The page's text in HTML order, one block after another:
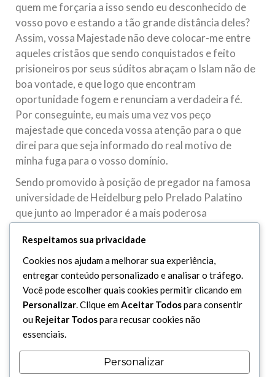
quem me forçaria a isso sendo eu desconhecido de
vosso povo e estando a tão grande distância deles?
Assim, vossa Majestade não deve colocar-me entre
aqueles cristãos que sendo conquistados e feito
prisioneiros por seus súditos abraçam o Islam não de
boa vontade, e que logo que encontram
oportunidade fogem e renunciam a verdadeira fé.
Por conseguinte, eu mais uma vez vos peço
majestade que conceda vossa atenção para o que
direi para que seja informado do real motivo de
minha fuga para o vosso domínio.
Sendo promovido à posição de pregador na famosa
universidade de Heidelburg pelo Prelado Palatino
que junto ao Imperador é a mais poderosa
de mim as diversas dissensões e divisões da fé cristã;
pois para tantas pessoas que haviam entre nós
haviam de opiniões e sentimentos. Eu comecei a
abstrair-me de todos os doutores e intérpretes das
escrituras que têm escrito e ensinado desde os dias
do profeta Jesus Cristo. Eu me ative apenas às leis de
Moisés e ao Evangelho. Então eu invoquei Deus
interiormente com a mais fervorosa súplica e orei a
ELE para mostrar-me o caminho certo para que eu
Respeitamos sua privacidade
Cookies nos ajudam a melhorar sua experiência,
entregar conteúdo personalizado e analisar o tráfego.
Você pode escolher quais cookies permitir clicando em
Personalizar. Clique emAceitar Todospara consentir
ou Rejeitar Todospara recusar cookies não
essenciais.
Personalizar